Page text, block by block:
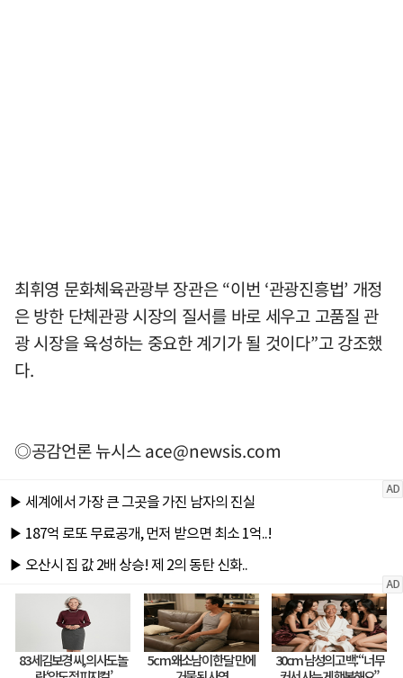
최휘영 문화체육관광부 장관은 “이번 ‘관광진흥법’ 개정
은 방한 단체관광 시장의 질서를 바로 세우고 고품질 관
광 시장을 육성하는 중요한 계기가 될 것이다”고 강조했
다.
◎공감언론 뉴시스ace@newsis.com